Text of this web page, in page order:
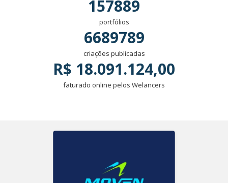
157889
portfólios
6689789
criações publicadas
R$ 18.091.124,00
faturado online pelos Welancers